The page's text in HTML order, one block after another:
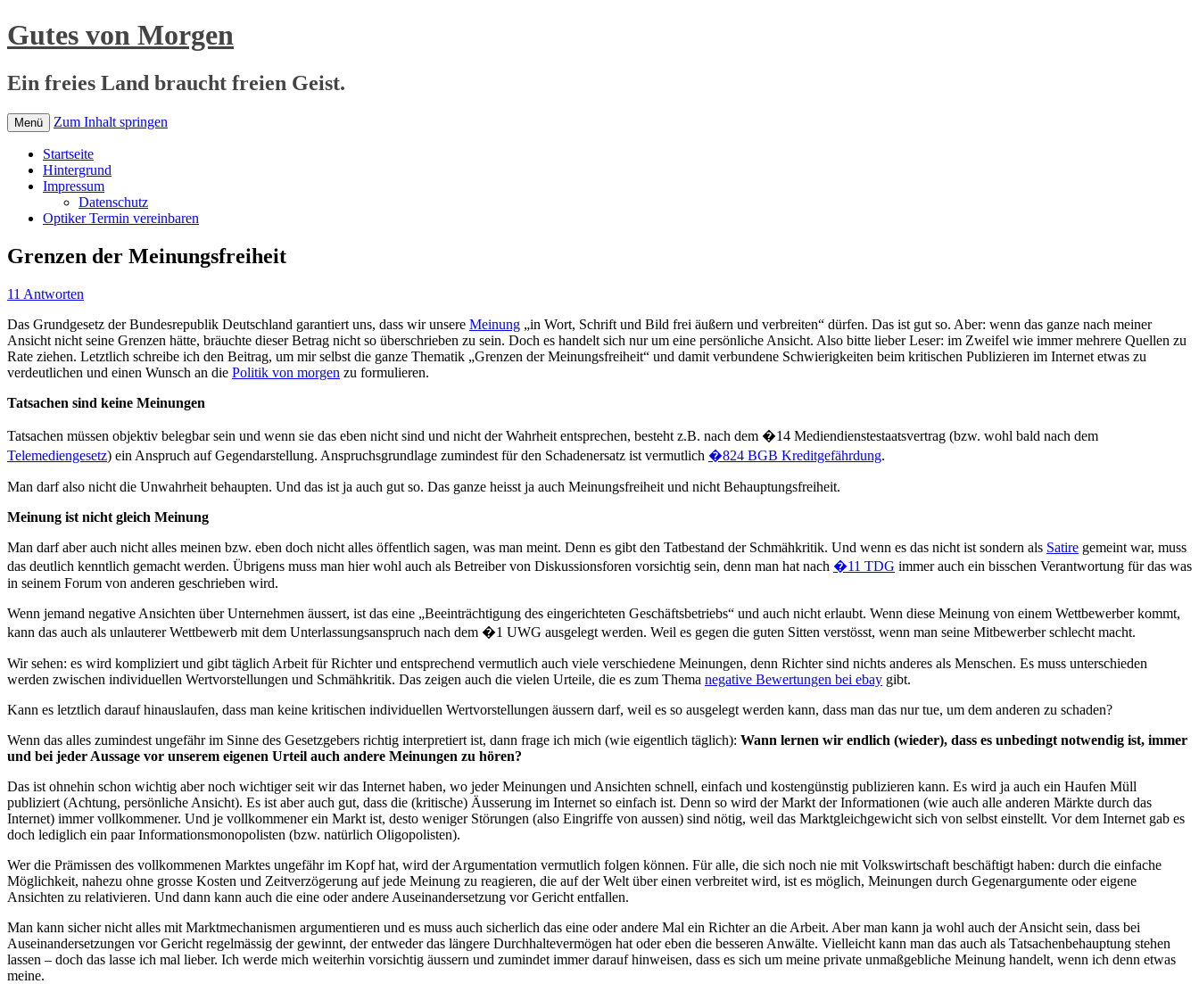
Gutes von Morgen
Ein freies Land braucht freien Geist.
Menü Zum Inhalt springen
Startseite
Hintergrund
Impressum
Datenschutz
Optiker Termin vereinbaren
Grenzen der Meinungsfreiheit
11 Antworten
Das Grundgesetz der Bundesrepublik Deutschland garantiert uns, dass wir unsere Meinung „in Wort, Schrift und Bild frei äußern und verbreiten“ dürfen. Das ist gut so. Aber: wenn das ganze nach meiner
Ansicht nicht seine Grenzen hätte, bräuchte dieser Betrag nicht so überschrieben zu sein. Doch es handelt sich nur um eine persönliche Ansicht. Also bitte lieber Leser: im Zweifel wie immer mehrere Quellen zu
Rate ziehen. Letztlich schreibe ich den Beitrag, um mir selbst die ganze Thematik „Grenzen der Meinungsfreiheit“ und damit verbundene Schwierigkeiten beim kritischen Publizieren im Internet etwas zu
verdeutlichen und einen Wunsch an die Politik von morgen zu formulieren.
Tatsachen sind keine Meinungen
Tatsachen müssen objektiv belegbar sein und wenn sie das eben nicht sind und nicht der Wahrheit entsprechen, besteht z.B. nach dem �14 Mediendienstestaatsvertrag (bzw. wohl bald nach dem
Telemediengesetz) ein Anspruch auf Gegendarstellung. Anspruchsgrundlage zumindest für den Schadenersatz ist vermutlich �824 BGB Kreditgefährdung.
Man darf also nicht die Unwahrheit behaupten. Und das ist ja auch gut so. Das ganze heisst ja auch Meinungsfreiheit und nicht Behauptungsfreiheit.
Meinung ist nicht gleich Meinung
Man darf aber auch nicht alles meinen bzw. eben doch nicht alles öffentlich sagen, was man meint. Denn es gibt den Tatbestand der Schmähkritik. Und wenn es das nicht ist sondern als Satire gemeint war, muss
das deutlich kenntlich gemacht werden. Übrigens muss man hier wohl auch als Betreiber von Diskussionsforen vorsichtig sein, denn man hat nach �11 TDG immer auch ein bisschen Verantwortung für das was
in seinem Forum von anderen geschrieben wird.
Wenn jemand negative Ansichten über Unternehmen äussert, ist das eine „Beeinträchtigung des eingerichteten Geschäftsbetriebs“ und auch nicht erlaubt. Wenn diese Meinung von einem Wettbewerber kommt,
kann das auch als unlauterer Wettbewerb mit dem Unterlassungsanspruch nach dem �1 UWG ausgelegt werden. Weil es gegen die guten Sitten verstösst, wenn man seine Mitbewerber schlecht macht.
Wir sehen: es wird kompliziert und gibt täglich Arbeit für Richter und entsprechend vermutlich auch viele verschiedene Meinungen, denn Richter sind nichts anderes als Menschen. Es muss unterschieden
werden zwischen individuellen Wertvorstellungen und Schmähkritik. Das zeigen auch die vielen Urteile, die es zum Thema negative Bewertungen bei ebay gibt.
Kann es letztlich darauf hinauslaufen, dass man keine kritischen individuellen Wertvorstellungen äussern darf, weil es so ausgelegt werden kann, dass man das nur tue, um dem anderen zu schaden?
Wenn das alles zumindest ungefähr im Sinne des Gesetzgebers richtig interpretiert ist, dann frage ich mich (wie eigentlich täglich): Wann lernen wir endlich (wieder), dass es unbedingt notwendig ist, immer
und bei jeder Aussage vor unserem eigenen Urteil auch andere Meinungen zu hören?
Das ist ohnehin schon wichtig aber noch wichtiger seit wir das Internet haben, wo jeder Meinungen und Ansichten schnell, einfach und kostengünstig publizieren kann. Es wird ja auch ein Haufen Müll
publiziert (Achtung, persönliche Ansicht). Es ist aber auch gut, dass die (kritische) Äusserung im Internet so einfach ist. Denn so wird der Markt der Informationen (wie auch alle anderen Märkte durch das
Internet) immer vollkommener. Und je vollkommener ein Markt ist, desto weniger Störungen (also Eingriffe von aussen) sind nötig, weil das Marktgleichgewicht sich von selbst einstellt. Vor dem Internet gab es
doch lediglich ein paar Informationsmonopolisten (bzw. natürlich Oligopolisten).
Wer die Prämissen des vollkommenen Marktes ungefähr im Kopf hat, wird der Argumentation vermutlich folgen können. Für alle, die sich noch nie mit Volkswirtschaft beschäftigt haben: durch die einfache
Möglichkeit, nahezu ohne grosse Kosten und Zeitverzögerung auf jede Meinung zu reagieren, die auf der Welt über einen verbreitet wird, ist es möglich, Meinungen durch Gegenargumente oder eigene
Ansichten zu relativieren. Und dann kann auch die eine oder andere Auseinandersetzung vor Gericht entfallen.
Man kann sicher nicht alles mit Marktmechanismen argumentieren und es muss auch sicherlich das eine oder andere Mal ein Richter an die Arbeit. Aber man kann ja wohl auch der Ansicht sein, dass bei
Auseinandersetzungen vor Gericht regelmässig der gewinnt, der entweder das längere Durchhaltevermögen hat oder eben die besseren Anwälte. Vielleicht kann man das auch als Tatsachenbehauptung stehen
lassen – doch das lasse ich mal lieber. Ich werde mich weiterhin vorsichtig äussern und zumindet immer darauf hinweisen, dass es sich um meine private unmaßgebliche Meinung handelt, wenn ich denn etwas
meine.